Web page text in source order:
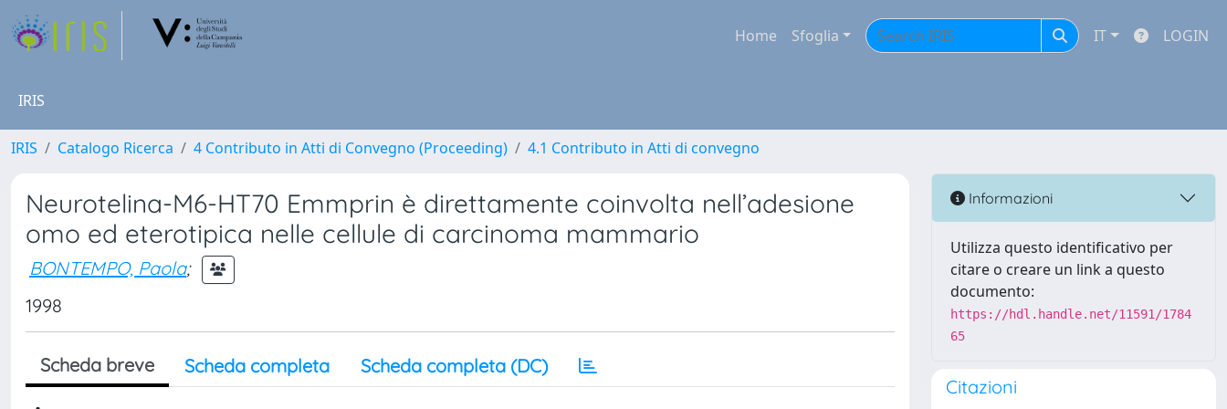
Home Sfoglia IT LOGIN
IRIS
IRIS Catalogo Ricerca 4 Contributo in Atti di Convegno (Proceeding) 4.1 Contributo in Atti di convegno
Neurotelina-M6-HT70 Emmprin è direttamente coinvolta nell’adesione
omo ed eterotipica nelle cellule di carcinoma mammario
BONTEMPO, Paola;
1998
Scheda breve Scheda completa Scheda completa (DC)
Informazioni
Utilizza questo identificativo per
citare o creare un link a questo
documento:
https://hdl.handle.net/11591/1784
65
Citazioni